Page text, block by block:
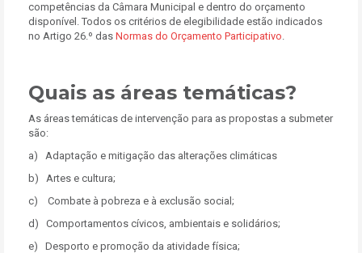
competências da Câmara Municipal e dentro do orçamento
disponível. Todos os critérios de elegibilidade estão indicados
no Artigo 26.º das Normas do Orçamento Participativo.
Quais as áreas temáticas?
As áreas temáticas de intervenção para as propostas a submeter
são:
a) Adaptação e mitigação das alterações climáticas
b) Artes e cultura;
c) Combate à pobreza e à exclusão social;
d) Comportamentos cívicos, ambientais e solidários;
e) Desporto e promoção da atividade física;